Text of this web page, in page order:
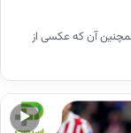
آن که عکسی از
▶